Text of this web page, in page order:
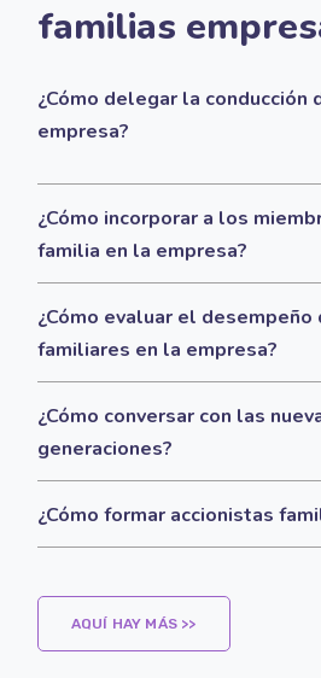
familias
¿Cómo delegar la conducción
empresa?
¿Cómo incorporar a los
familia en la empresa?
¿Cómo evaluar el desempeño
familiares en la empresa?
¿Cómo conversar con las
generaciones?
¿Cómo formar accionistas
AQUÍ HAY MÁS >>